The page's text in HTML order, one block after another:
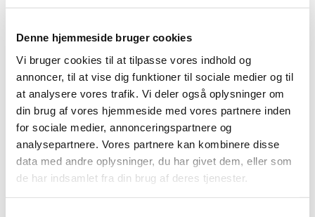
Denne hjemmeside bruger cookies
Vi bruger cookies til at tilpasse vores indhold og
annoncer, til at vise dig funktioner til sociale medier og til
at analysere vores trafik. Vi deler også oplysninger om
din brug af vores hjemmeside med vores partnere inden
for sociale medier, annonceringspartnere og
analysepartnere. Vores partnere kan kombinere disse
data med andre oplysninger, du har givet dem, eller som
de har indsamlet fra din brug af deres tjenester.
produktionsfolk, journalister, TV m.fl. Vi
dage turneringen varede konstaterede vi 0 positive
test. Til dato har vi ikke registreret ét eneste
tilfælde af smittespredning på baggrund af
turneringen.
På klubniveau har der selvsagt været enkelte
tilfælde af smittede individer på træningerne, men
ingen spredning til andre på træningerne. Ikke ét
eneste tilfælde er registreret i de klubber, vi har
haft dialog med, hvor man har overholdt